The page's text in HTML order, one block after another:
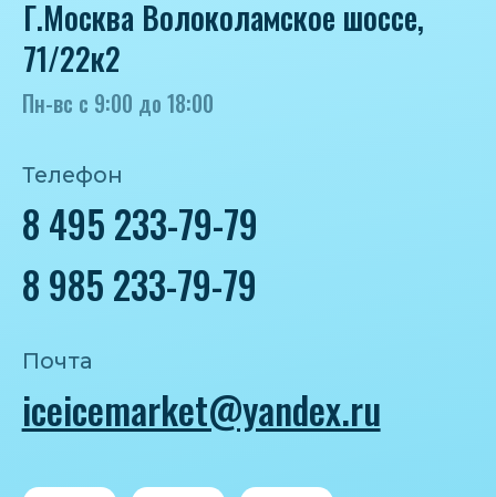
Согласие на обработку персональных
IceIceMarket © 2025